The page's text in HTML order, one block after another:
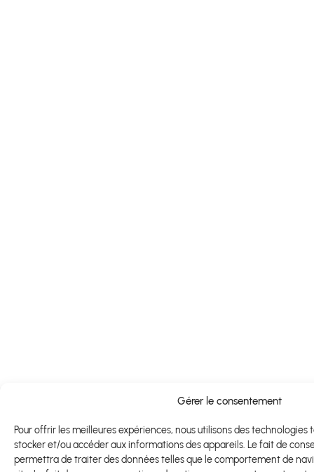
Gérer le consentement
Pour offrir les meilleures expériences, nous utilisons des technologies
stocker et/ou accéder aux informations des appareils. Le fait de
permettra de traiter des données telles que le comportement de